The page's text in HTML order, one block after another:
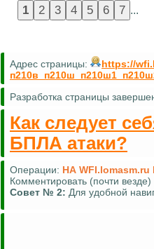
...
Адрес страницы:
https://
Разработка страницы
Как следует
БПЛА атаки?
Операции: НА
Комментировать (почти везде)
Совет № 2: Для удобной